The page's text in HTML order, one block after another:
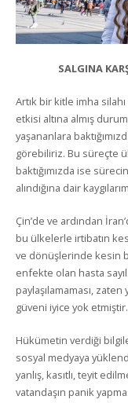
SALGINA
Artık bir kitle imha
etkisi altına almış
yaşananlara
görebiliriz. Bu süreçte
baktığımızda ise
alındığına dair
Çin’de ve ardından
bu ülkelerle irtibatın
ve dönüşlerinde kesin
enfekte olan hasta
paylaşılamaması,
güveni iyice yok etmiştir.
Hükümetin verdiği
sosyal medyaya
yanlış, kasıtlı, teyit
vatandaşın panik